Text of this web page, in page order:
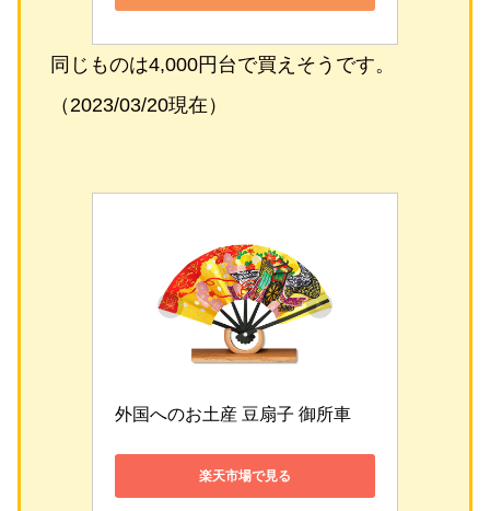
同じものは4,000円台で買えそうです。
（2023/03/20現在）
外国へのお土産 豆扇子 御所車
楽天市場で見る